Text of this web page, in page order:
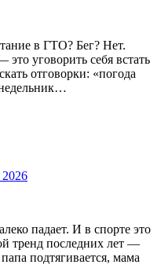
в ГТО? Бег? Нет.
уговорить себя встать
отговорки: «погода
2026
падает. И в спорте это
тренд последних лет —
подтягивается, мама